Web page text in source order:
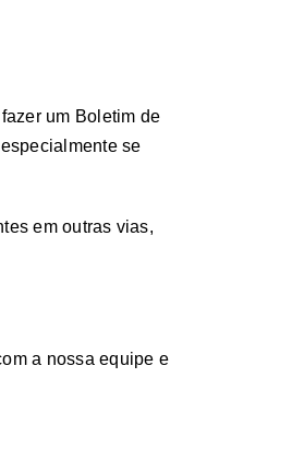
um Boletim de
se
em outras vias,
a nossa equipe e